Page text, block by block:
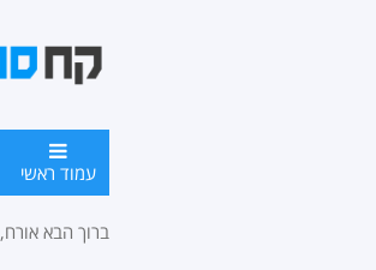
עמוד ראשי
ברוך הבא אורח,